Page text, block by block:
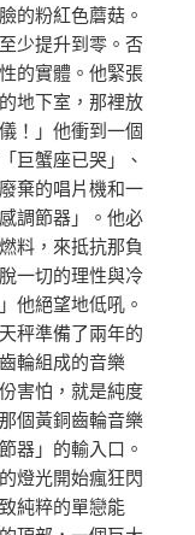
的粉紅色蘑菇。
少提升到零。否
的實體。他緊張
地下室，那裡放
！」他衝到一個
巨蟹座已哭」、
棄的唱片機和一
調節器」。他必
料，來抵抗那負
一切的理性與冷
他絕望地低吼。
秤準備了兩年的
輪組成的音樂
害怕，就是純度
個黃銅齒輪音樂
器」的輸入口。
燈光開始瘋狂閃
純粹的單戀能